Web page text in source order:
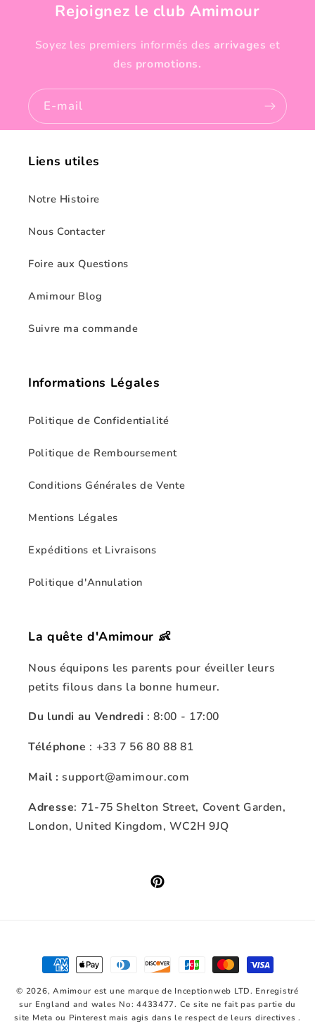
Rejoignez le club Amimour
Soyez les premiers informés des arrivageset
des promotions.
E-mail
Liens utiles
Notre Histoire
Nous Contacter
Foire aux Questions
Amimour Blog
Suivre ma commande
Informations Légales
Politique de Confidentialité
Politique de Remboursement
Conditions Générales de Vente
Mentions Légales
Expéditions et Livraisons
Politique d'Annulation
La quête d'Amimour 👶
Nous équipons les parents pour éveiller leurs
petits filous dans la bonne humeur.
Du lundi au Vendredi : 8:00 - 17:00
Téléphone : +33 7 56 80 88 81
Mail :support@amimour.com
Adresse: 71-75 Shelton Street, Covent Garden,
London, United Kingdom, WC2H 9JQ
Pinterest
Moyens
de
paiement
© 2026,Amimour est une marque de Inceptionweb LTD. Enregistré
sur England and wales No: 4433477. Ce site ne fait pas partie du
site Meta ou Pinterest mais agis dans le respect de leurs directives .